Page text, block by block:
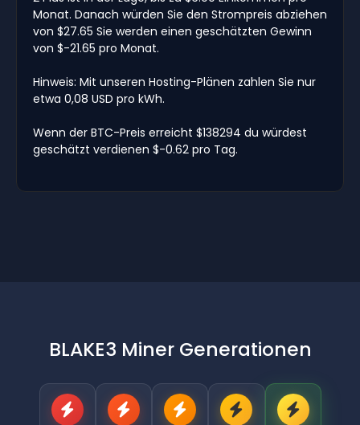
Monat. Danach würden Sie den Strompreis abziehen
von $27.65 Sie werden einen geschätzten Gewinn
von $-21.65 pro Monat.
Hinweis: Mit unseren Hosting-Plänen zahlen Sie nur
etwa 0,08 USD pro kWh.
Wenn der BTC-Preis erreicht $138294 du würdest
geschätzt verdienen $-0.62 pro Tag.
BLAKE3 Miner Generationen